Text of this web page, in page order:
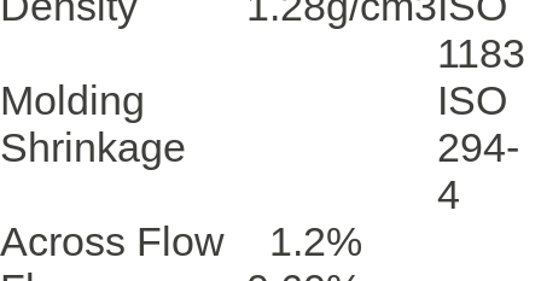
1183
Molding
Shrinkage
ISO
294-
4
Across Flow
1.2%